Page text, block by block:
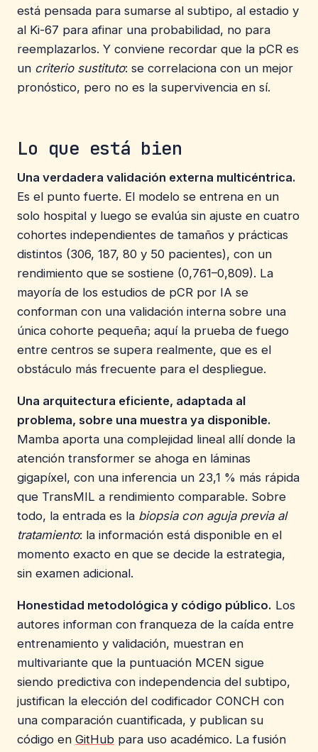
está pensada para sumarse al subtipo, al estadio y
al Ki-67 para afinar una probabilidad, no para
reemplazarlos. Y conviene recordar que la pCR es
un criterio sustituto: se correlaciona con un mejor
pronóstico, pero no es la supervivencia en sí.
Lo que está bien
Una verdadera validación externa multicéntrica.
Es el punto fuerte. El modelo se entrena en un
solo hospital y luego se evalúa sin ajuste en cuatro
cohortes independientes de tamaños y prácticas
distintos (306, 187, 80 y 50 pacientes), con un
rendimiento que se sostiene (0,761–0,809). La
mayoría de los estudios de pCR por IA se
conforman con una validación interna sobre una
única cohorte pequeña; aquí la prueba de fuego
entre centros se supera realmente, que es el
obstáculo más frecuente para el despliegue.
Una arquitectura eficiente, adaptada al
problema, sobre una muestra ya disponible.
Mamba aporta una complejidad lineal allí donde la
atención transformer se ahoga en láminas
gigapíxel, con una inferencia un 23,1 % más rápida
que TransMIL a rendimiento comparable. Sobre
todo, la entrada es la biopsia con aguja previa al
tratamiento: la información está disponible en el
momento exacto en que se decide la estrategia,
sin examen adicional.
Honestidad metodológica y código público. Los
autores informan con franqueza de la caída entre
entrenamiento y validación, muestran en
multivariante que la puntuación MCEN sigue
siendo predictiva con independencia del subtipo,
justifican la elección del codificador CONCH con
una comparación cuantificada, y publican su
código en GitHub para uso académico. La fusión